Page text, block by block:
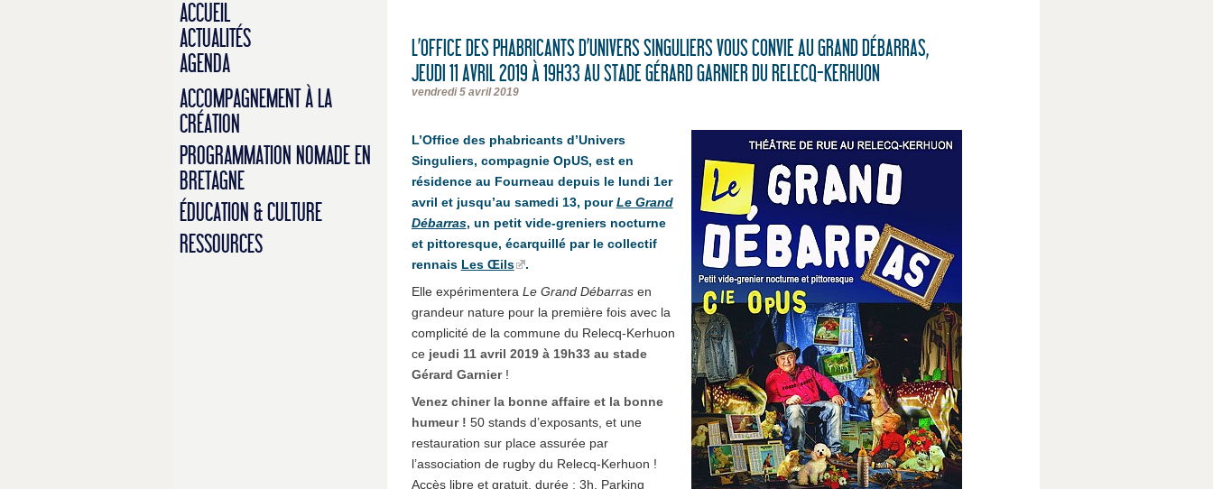
ACCUEIL
ACTUALITÉS
AGENDA
ACCOMPAGNEMENT À LA
CRÉATION
PROGRAMMATION NOMADE EN
BRETAGNE
ÉDUCATION & CULTURE
RESSOURCES
L’OFFICE DES PHABRICANTS D’UNIVERS SINGULIERS VOUS CONVIE AU GRAND DÉBARRAS,
JEUDI 11 AVRIL 2019 À 19H33 AU STADE GÉRARD GARNIER DU RELECQ-KERHUON
vendredi 5 avril 2019
L’Office des phabricants d’Univers
Singuliers, compagnie OpUS, est en
résidence au Fourneau depuis le lundi 1er
avril et jusqu’au samedi 13, pourLe Grand
Débarras, un petit vide-greniers nocturne
et pittoresque, écarquillé par le collectif
rennais Les Œils
.
Elle expérimentera Le Grand Débarras en
grandeur nature pour la première fois avec la
complicité de la commune du Relecq-Kerhuon
ce jeudi 11 avril 2019 à 19h33 au stade
Gérard Garnier!
Venez chiner la bonne affaire et la bonne
humeur ! 50 stands d’exposants, et une
restauration sur place assurée par
l’association de rugby du Relecq-Kerhuon !
Accès libre et gratuit, durée : 3h. Parking